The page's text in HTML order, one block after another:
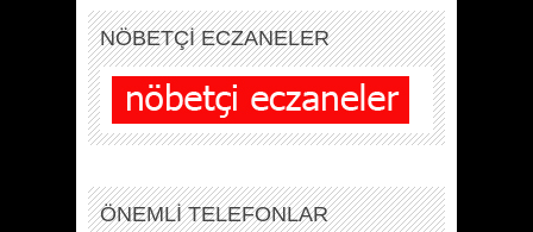
NÖBETÇİ ECZANELER
ÖNEMLİ TELEFONLAR